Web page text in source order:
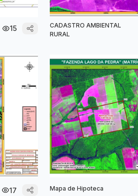
15
CADASTRO AMBIENTAL
RURAL
17 Mapa de Hipoteca